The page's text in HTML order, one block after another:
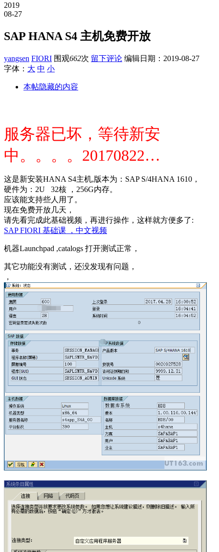
2019
08-27
SAP HANA S4 主机免费开放
yangsen FIORI 围观662次 留下评论 编辑日期： 2019-08-27
字体： 大 中 小
本帖隐藏的内容
服务器已坏，等待新安
中。。。。20170822…
这是新安装HANA S4主机,版本为：SAP S/4HANA 1610，
硬件为：2U 32核 ，256G内存。
应该能支持些人用了。
现在免费开放几天，
请先看完成此基础视频，再进行操作，这样就方便多了:
SAP FIORI 基础课 ，中文视频
机器Launchpad ,catalogs 打开测试正常，
其它功能没有测试，还没发现有问题，
，